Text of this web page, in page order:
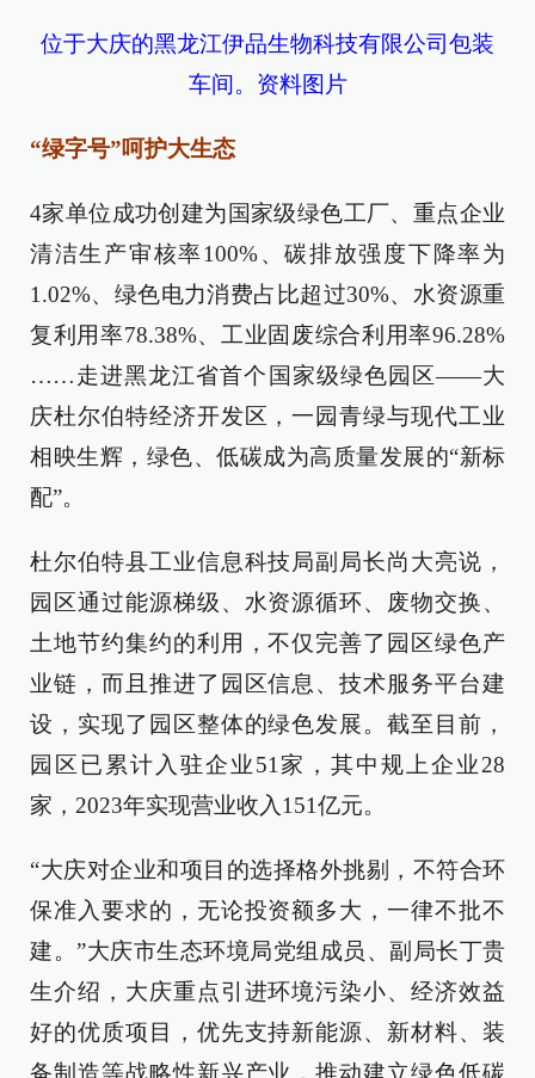
位于大庆的黑龙江伊品生物科技有限公司包装
车间。资料图片
“绿字号”呵护大生态
4家单位成功创建为国家级绿色工厂、重点企业
清洁生产审核率100%、碳排放强度下降率为
1.02%、绿色电力消费占比超过30%、水资源重
复利用率78.38%、工业固废综合利用率96.28%
……走进黑龙江省首个国家级绿色园区——大
庆杜尔伯特经济开发区，一园青绿与现代工业
相映生辉，绿色、低碳成为高质量发展的“新标
配”。
杜尔伯特县工业信息科技局副局长尚大亮说，
园区通过能源梯级、水资源循环、废物交换、
土地节约集约的利用，不仅完善了园区绿色产
业链，而且推进了园区信息、技术服务平台建
设，实现了园区整体的绿色发展。截至目前，
园区已累计入驻企业51家，其中规上企业28
家，2023年实现营业收入151亿元。
“大庆对企业和项目的选择格外挑剔，不符合环
保准入要求的，无论投资额多大，一律不批不
建。”大庆市生态环境局党组成员、副局长丁贵
生介绍，大庆重点引进环境污染小、经济效益
好的优质项目，优先支持新能源、新材料、装
备制造等战略性新兴产业，推动建立绿色低碳